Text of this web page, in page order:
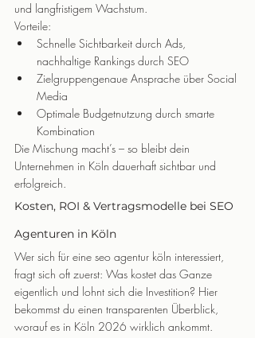
und langfristigem Wachstum.
Vorteile:
Schnelle Sichtbarkeit durch Ads,
nachhaltige Rankings durch SEO
Zielgruppengenaue Ansprache über Social
Media
Optimale Budgetnutzung durch smarte
Kombination
Die Mischung macht’s – so bleibt dein
Unternehmen in Köln dauerhaft sichtbar und
erfolgreich.
Kosten, ROI & Vertragsmodelle bei SEO
Agenturen in Köln
Wer sich für eine seo agentur köln interessiert,
fragt sich oft zuerst: Was kostet das Ganze
eigentlich und lohnt sich die Investition? Hier
bekommst du einen transparenten Überblick,
worauf es in Köln 2026 wirklich ankommt.